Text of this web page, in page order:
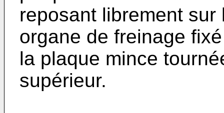
reposant librement
organe de freinage
la plaque mince
supérieur.